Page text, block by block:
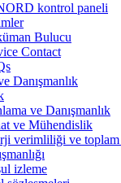
kontrol paneli
Bulucu
Contact
Danışmanlık
ve Danışmanlık
ve Mühendislik
verimliliği ve toplam
izleme